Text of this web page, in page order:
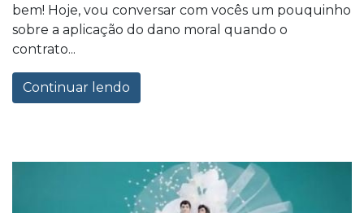
bem! Hoje, vou conversar com vocês um pouquinho
sobre a aplicação do dano moral quando o
contrato...
Continuar lendo